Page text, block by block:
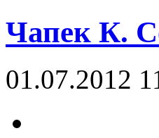
Чапек К.
01.07.2012